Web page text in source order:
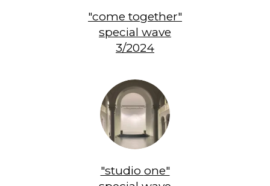
"come together"
special wave
3/2024
"studio one"